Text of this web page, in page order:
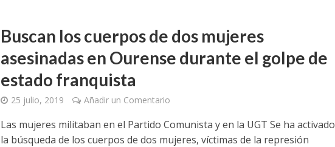
Buscan los cuerpos de dos mujeres
asesinadas en Ourense durante el golpe de
estado franquista
25 julio, 2019 Añadir un Comentario
Las mujeres militaban en el Partido Comunista y en la UGT Se ha activado
la búsqueda de los cuerpos de dos mujeres, víctimas de la represión